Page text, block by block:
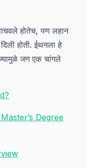
होतेच, पण लहान
होती. ईथनला हे
जग एक चांगले
Degree